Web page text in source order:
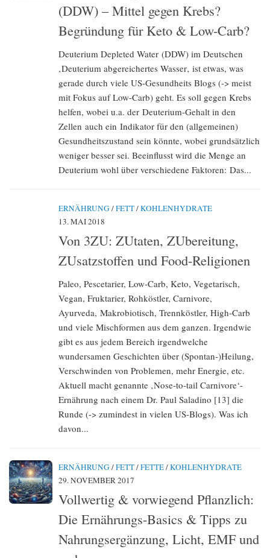
(DDW) – Mittel gegen Krebs?
Begründung für Keto & Low-Carb?
Deuterium Depleted Water (DDW) im Deutschen
‚Deuterium abgereichertes Wasser‚ ist etwas, was
gerade durch viele US-Gesundheits Blogs (-> meist
mit Fokus auf Low-Carb) geht. Es soll gegen Krebs
helfen, wobei u.a. der Deuterium-Gehalt in den
Zellen auch ein Indikator für den (allgemeinen)
Gesundheitszustand sein könnte, wobei grundsätzlich
weniger besser sei. Beeinflusst wird die Menge an
Deuterium wohl über verschiedene Faktoren: Das...
ERNÄHRUNG /FETT/KOHLENHYDRATE
13. MAI 2018
Von 3ZU: ZUtaten, ZUbereitung,
ZUsatzstoffen und Food-Religionen
Paleo, Pescetarier, Low-Carb, Keto, Vegetarisch,
Vegan, Fruktarier, Rohköstler, Carnivore,
Ayurveda, Makrobiotisch, Trennköstler, High-Carb
und viele Mischformen aus dem ganzen. Irgendwie
gibt es aus jedem Bereich irgendwelche
wundersamen Geschichten über (Spontan-)Heilung,
Verschwinden von Problemen, mehr Energie, etc.
Aktuell macht genannte ‚Nose-to-tail Carnivore‘-
Ernährung nach einem Dr. Paul Saladino [13] die
Runde (-> zumindest in vielen US-Blogs). Was ich
davon...
ERNÄHRUNG /FETT/FETTE/KOHLENHYDRATE
29. NOVEMBER 2017
Vollwertig & vorwiegend Pflanzlich:
Die Ernährungs-Basics & Tipps zu
Nahrungsergänzung, Licht, EMF und